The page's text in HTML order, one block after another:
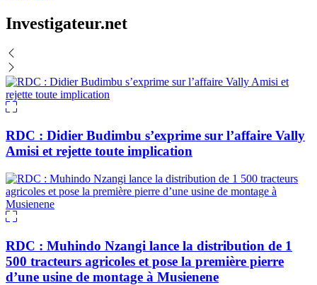
Investigateur.net
RDC : Didier Budimbu s’exprime sur l’affaire Vally
Amisi et rejette toute implication
RDC : Muhindo Nzangi lance la distribution de 1
500 tracteurs agricoles et pose la première pierre
d’une usine de montage à Musienene